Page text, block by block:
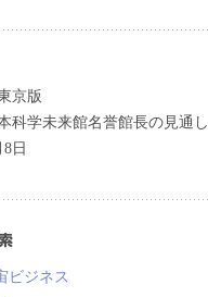
京版
科学未来館名誉館長の見通し
日
ビジネス